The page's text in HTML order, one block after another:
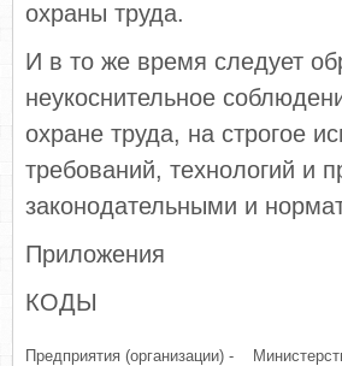
охраны труда.
И в то же время следует
неукоснительное
охране труда, на строгое
требований, технологий и
законодательными и
Приложения
КОДЫ
Предприятия (организации) -